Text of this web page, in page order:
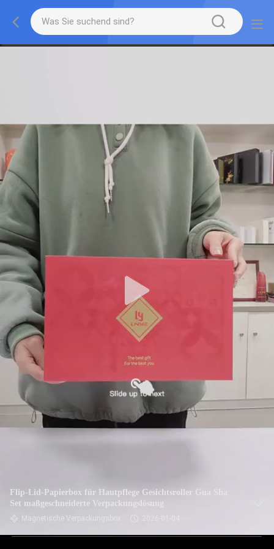
Flip-Lid-Papierbox für Hautpflege Gesichtsroller Gua Sha
Set maßgeschneiderte Verpackungslösung
Magnetische Verpackungsbox